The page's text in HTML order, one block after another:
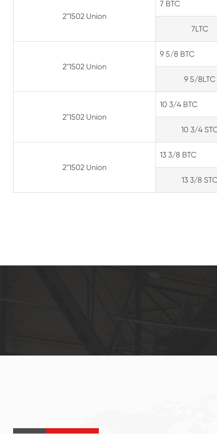
2"1502 Union
7 BTC
7LTC
2"1502 Union
9 5/8 BTC
9 5/8LTC
2"1502 Union
10 3/4 BTC
10 3/4
2"1502 Union
13 3/8 BTC
13 3/8